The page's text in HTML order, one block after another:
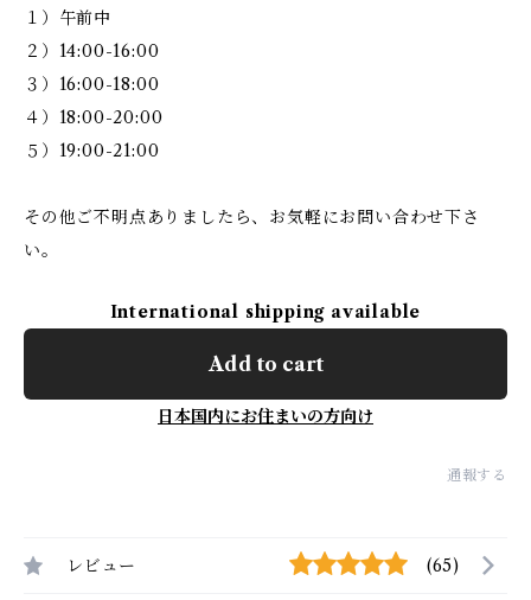
１）午前中
２）14:00-16:00
３）16:00-18:00
４）18:00-20:00
５）19:00-21:00
その他ご不明点ありましたら、お気軽にお問い合わせ下さ
い。
International shipping available
Add to cart
日本国内にお住まいの方向け
通報する
レビュー (65)